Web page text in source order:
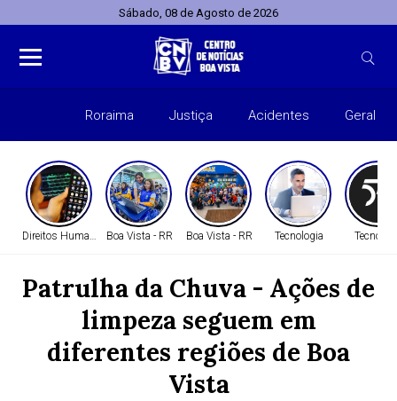
Sábado, 08 de Agosto de 2026
Roraima Justiça Acidentes Geral
Direitos HumanosBoa Vista - RR Boa Vista - RR Tecnologia
Patrulha da Chuva - Ações de
limpeza seguem em
diferentes regiões de Boa
Vista